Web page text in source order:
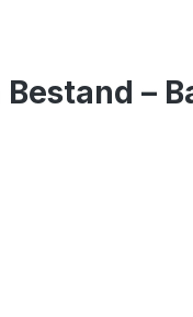
–